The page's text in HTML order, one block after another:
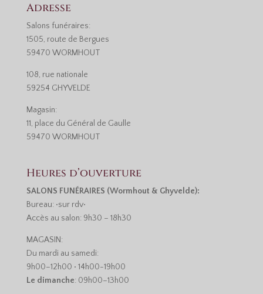
Adresse
Salons funéraires:
1505, route de Bergues
59470 WORMHOUT
108, rue nationale
59254 GHYVELDE
Magasin:
11, place du Général de Gaulle
59470 WORMHOUT
Heures d’ouverture
SALONS FUNÉRAIRES (Wormhout & Ghyvelde):
Bureau: •sur rdv•
Accès au salon: 9h30 – 18h30
MAGASIN:
Du mardi au samedi:
9h00–12h00 • 14h00-19h00
Le dimanche: 09h00–13h00